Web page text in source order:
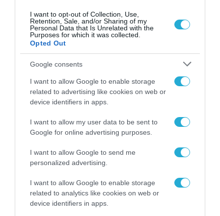
I want to opt-out of Collection, Use,
Retention, Sale, and/or Sharing of my
Personal Data that Is Unrelated with the
Purposes for which it was collected.
Opted Out
Google consents
I want to allow Google to enable storage
related to advertising like cookies on web or
device identifiers in apps.
I want to allow my user data to be sent to
Google for online advertising purposes.
I want to allow Google to send me
personalized advertising.
I want to allow Google to enable storage
related to analytics like cookies on web or
device identifiers in apps.
ARTIFICIAL INTELLIGENCE (AI)